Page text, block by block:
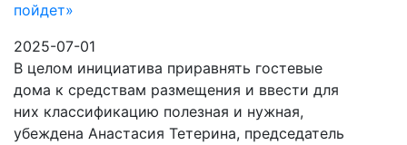
пойдет»
2025-07-01
В целом инициатива приравнять гостевые
дома к средствам размещения и ввести для
них классификацию полезная и нужная,
убеждена Анастасия Тетерина, председатель